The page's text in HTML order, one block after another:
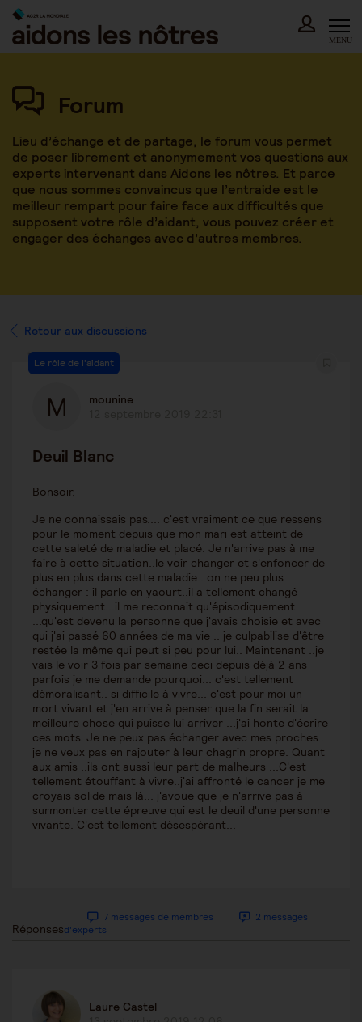
Skip
content
MENU
Forum
Lieu d’échange et de partage, le forum vous permet
de poser librement et anonymement vos questions aux
experts intervenant dans Aidons les nôtres. Et parce
que nous sommes convaincus que l’entraide est le
meilleur rempart pour faire face aux difficultés que
supposent votre rôle d’aidant, vous pouvez créer et
engager des échanges avec d’autres membres.
Retour aux discussions
Le rôle de l'aidant
mounine
Deuil Blanc
Bonsoir,
Je ne connaissais pas.... c'est vraiment ce que ressens
pour le moment depuis que mon mari est atteint de
cette saleté de maladie et placé. Je n'arrive pas à me
faire à cette situation..le voir changer et s'enfoncer de
plus en plus dans cette maladie.. on ne peu plus
échanger : il parle en yaourt..il a tellement changé
physiquement...il me reconnait qu'épisodiquement
...qu'est devenu la personne que j'avais choisie et avec
qui j'ai passé 60 années de ma vie .. je culpabilise d'être
restée la même qui peut si peu pour lui.. Maintenant ..je
vais le voir 3 fois par semaine ceci depuis déjà 2 ans
parfois je me demande pourquoi... c'est tellement
démoralisant.. si difficile à vivre... c'est pour moi un
mort vivant et j'en arrive à penser que la fin serait la
meilleure chose qui puisse lui arriver ...j'ai honte d'écrire
ces mots. Je ne peux pas échanger avec mes proches..
je ne veux pas en rajouter à leur chagrin propre. Quant
aux amis ..ils ont aussi leur part de malheurs ...C'est
tellement étouffant à vivre..j'ai affronté le cancer je me
croyais solide mais là... j'avoue que je n'arrive pas à
surmonter cette épreuve qui est le deuil d'une personne
vivante. C'est tellement désespérant...
Réponses
7 messages de membres
2 messages
d'experts
Laure Castel